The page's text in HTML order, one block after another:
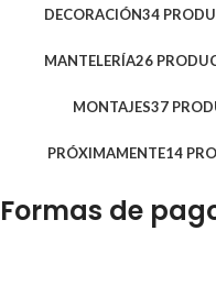
DECORACIÓN34
MANTELERÍA26
MONTAJES37
PRÓXIMAMENTE14
Formas de